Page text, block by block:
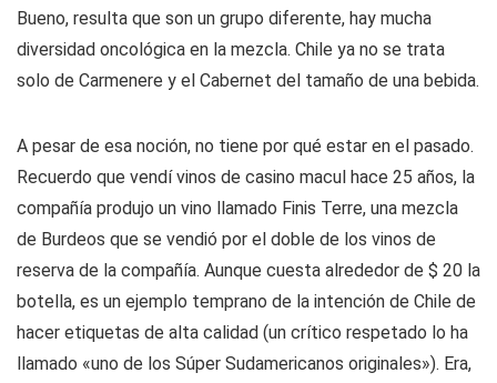
Bueno, resulta que son un grupo diferente, hay mucha
diversidad oncológica en la mezcla. Chile ya no se trata
solo de Carmenere y el Cabernet del tamaño de una bebida.
A pesar de esa noción, no tiene por qué estar en el pasado.
Recuerdo que vendí vinos de casino macul hace 25 años, la
compañía produjo un vino llamado Finis Terre, una mezcla
de Burdeos que se vendió por el doble de los vinos de
reserva de la compañía. Aunque cuesta alrededor de $ 20 la
botella, es un ejemplo temprano de la intención de Chile de
hacer etiquetas de alta calidad (un crítico respetado lo ha
llamado «uno de los Súper Sudamericanos originales»). Era,